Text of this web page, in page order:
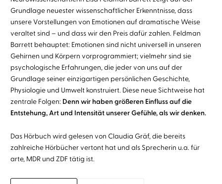
Grundlage neuester wissenschaftlicher Erkenntnisse, dass
unsere Vorstellungen von Emotionen auf dramatische Weise
veraltet sind – und dass wir den Preis dafür zahlen. Feldman
Barrett behauptet: Emotionen sind nicht universell in unseren
Gehirnen und Körpern vorprogrammiert; vielmehr sind sie
psychologische Erfahrungen, die jeder von uns auf der
Grundlage seiner einzigartigen persönlichen Geschichte,
Physiologie und Umwelt konstruiert. Diese neue Sichtweise hat
zentrale Folgen: Denn wir haben größeren Einfluss auf die
Entstehung, Art und Intensität unserer Gefühle, als wir denken.
Das Hörbuch wird gelesen von Claudia Gräf, die bereits
zahlreiche Hörbücher vertont hat und als Sprecherin u.a. für
arte, MDR und ZDF tätig ist.